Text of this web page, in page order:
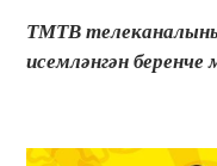
ТМТВ
исемләнгән